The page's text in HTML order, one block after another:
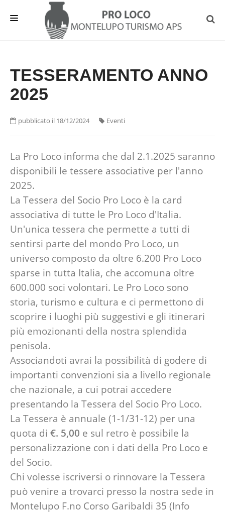
EVENTI E NEWS
INFO UTILI
TESSERAMENTO ANNO
2025
pubblicato il 18/12/2024 Eventi
La Pro Loco informa che dal 2.1.2025 saranno
disponibili le tessere associative per l'anno
2025.
La Tessera del Socio Pro Loco è la card
associativa di tutte le Pro Loco d'Italia.
Un'unica tessera che permette a tutti di
sentirsi parte del mondo Pro Loco, un
universo composto da oltre 6.200 Pro Loco
sparse in tutta Italia, che accomuna oltre
600.000 soci volontari. Le Pro Loco sono
storia, turismo e cultura e ci permettono di
scoprire i luoghi più suggestivi e gli itinerari
più emozionanti della nostra splendida
penisola.
Associandoti avrai la possibilità di godere di
importanti convenzioni sia a livello regionale
che nazionale, a cui potrai accedere
presentando la Tessera del Socio Pro Loco.
La Tessera è annuale (1-1/31-12) per una
quota di €. 5,00 e sul retro è possibile la
personalizzazione con i dati della Pro Loco e
del Socio.
Chi volesse iscriversi o rinnovare la Tessera
può venire a trovarci presso la nostra sede in
Montelupo F.no Corso Garibaldi 35 (Info